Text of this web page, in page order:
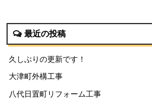
最近の投稿
久しぶりの更新です！
大津町外構工事
八代日置町リフォーム工事